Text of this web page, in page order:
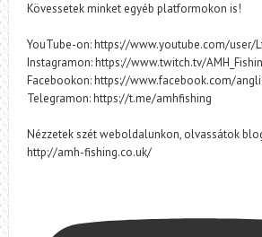
Kövessetek minket egyéb platformokon is!
YouTube-on: https://www.youtube.com/user/
Instagramon: https://www.twitch.tv/
Facebookon: https://www.facebook.com/
Telegramon: https://t.me/amhfishing
Nézzetek szét weboldalunkon, olvassátok
http://amh-fishing.co.uk/